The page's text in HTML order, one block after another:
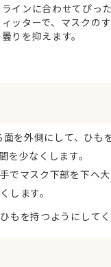
インに合わせてぴっ
ィッターで、マスクの
りを抑えます。
を外側にして、ひも
を少なくします。
マスク下部を下へ
します。
もを持つようにしてく